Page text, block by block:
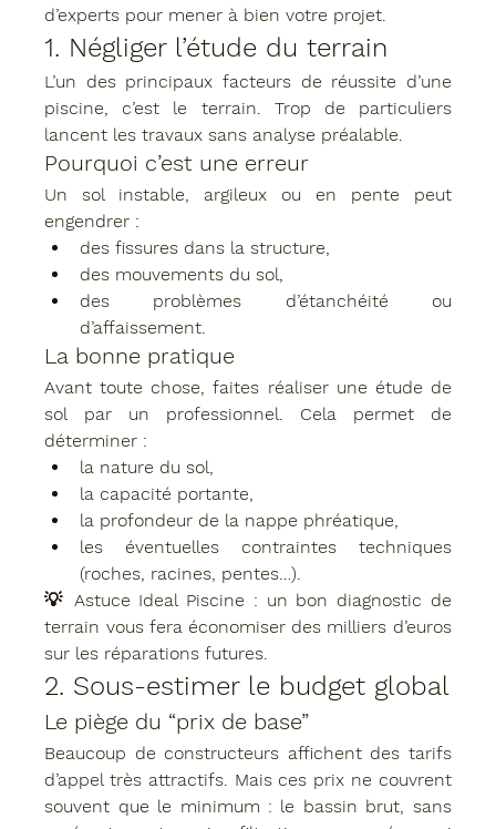
d’experts pour mener à bien votre projet.
1. Négliger l’étude du terrain
L’un des principaux facteurs de réussite d’une
piscine, c’est le terrain. Trop de particuliers
lancent les travaux sans analyse préalable.
Pourquoi c’est une erreur
Un sol instable, argileux ou en pente peut
engendrer :
des fissures dans la structure,
des mouvements du sol,
des problèmes d’étanchéité ou
d’affaissement.
La bonne pratique
Avant toute chose, faites réaliser une étude de
sol par un professionnel. Cela permet de
déterminer :
la nature du sol,
la capacité portante,
la profondeur de la nappe phréatique,
les éventuelles contraintes techniques
(roches, racines, pentes…).
💡 Astuce Ideal Piscine : un bon diagnostic de
terrain vous fera économiser des milliers d’euros
sur les réparations futures.
2. Sous-estimer le budget global
Le piège du “prix de base”
Beaucoup de constructeurs affichent des tarifs
d’appel très attractifs. Mais ces prix ne couvrent
souvent que le minimum : le bassin brut, sans